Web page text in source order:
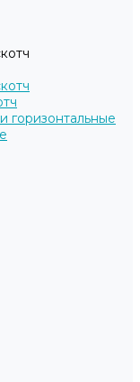
горизонтальные